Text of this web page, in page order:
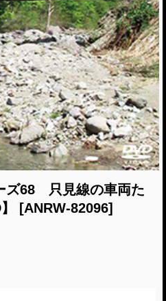
ズ68 只見線の車両た
[ANRW-82096]